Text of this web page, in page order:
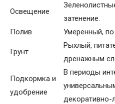
Освещение
затенение.
Полив
Умеренный, по
Грунт
Рыхлый,
дренажным
Подкормка и
удобрение
В периоды
декоративно-